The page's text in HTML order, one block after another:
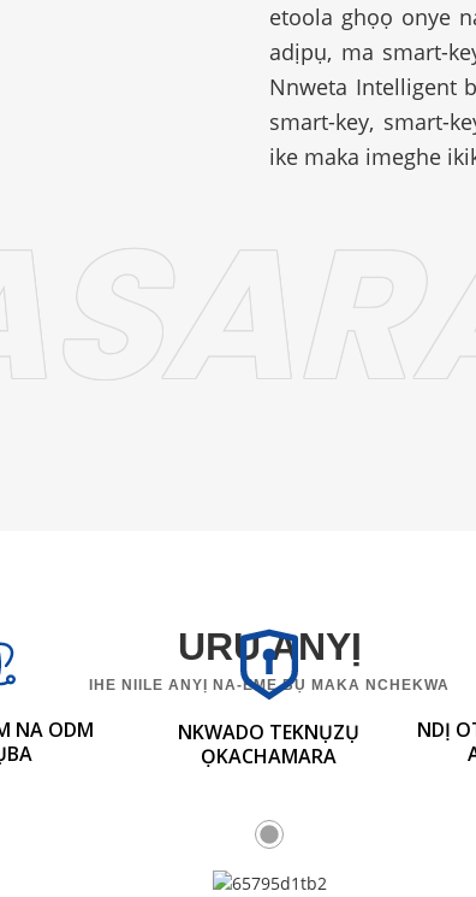
etoola ghọọ onye
adịpụ, ma smart-
Nnweta Intelligent
smart-key, smart-
ike maka imeghe
URU ANYỊ
IHE NIILE ANYỊ NA-EME BỤ MAKA NCHEKWA
NA ODM
NKWADO TEKNỤZỤ
ỌKACHAMARA
NDỊ